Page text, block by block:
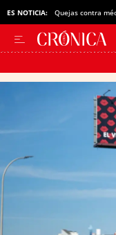
ES NOTICIA: Quejas contra